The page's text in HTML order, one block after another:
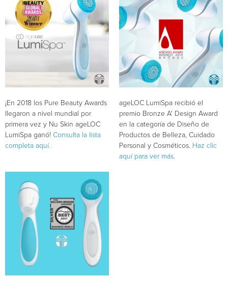
¡En 2018 los Pure Beauty Awards
llegaron a nivel mundial por
primera vez y Nu Skin ageLOC
LumiSpa ganó! Consulta la lista
completa aquí.
ageLOC LumiSpa recibió el
premio Bronze A' Design Award
en la categoría de Diseño de
Productos de Belleza, Cuidado
Personal y Cosméticos. Haz clic
aquí para ver más.